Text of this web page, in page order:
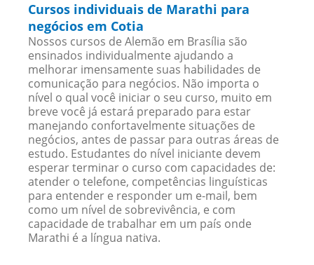
Cursos individuais de Marathi para
negócios em Cotia
Nossos cursos de Alemão em Brasília são
ensinados individualmente ajudando a
melhorar imensamente suas habilidades de
comunicação para negócios. Não importa o
nível o qual você iniciar o seu curso, muito em
breve você já estará preparado para estar
manejando confortavelmente situações de
negócios, antes de passar para outras áreas de
estudo. Estudantes do nível iniciante devem
esperar terminar o curso com capacidades de:
atender o telefone, competências linguísticas
para entender e responder um e-mail, bem
como um nível de sobrevivência, e com
capacidade de trabalhar em um país onde
Marathi é a língua nativa.